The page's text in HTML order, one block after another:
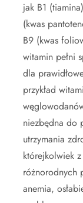
jak B1
(kwas
B9 (kwas
witamin pełni
dla
przykład
niezbędna do
utrzymania
którejkolwiek
różnorodnych
anemia,